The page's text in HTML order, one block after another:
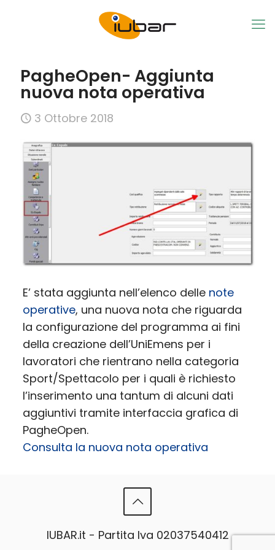
PagheOpen- Aggiunta
nuova nota operativa
3 Ottobre 2018
E’ stata aggiunta nell’elenco dellenote
operative, una nuova nota che riguarda
la configurazione del programma ai fini
della creazione dell’UniEmens per i
lavoratori che rientrano nella categoria
Sport/Spettacolo per i quali è richiesto
l’inserimento una tantum di alcuni dati
aggiuntivi tramite interfaccia grafica di
PagheOpen.
Consulta la nuova nota operativa
IUBAR.it - Partita Iva 02037540412